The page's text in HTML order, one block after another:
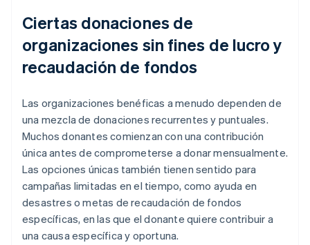
Ciertas donaciones de
organizaciones sin fines de lucro y
recaudación de fondos
Las organizaciones benéficas a menudo dependen de
una mezcla de donaciones recurrentes y puntuales.
Muchos donantes comienzan con una contribución
única antes de comprometerse a donar mensualmente.
Las opciones únicas también tienen sentido para
campañas limitadas en el tiempo, como ayuda en
desastres o metas de recaudación de fondos
específicas, en las que el donante quiere contribuir a
una causa específica y oportuna.